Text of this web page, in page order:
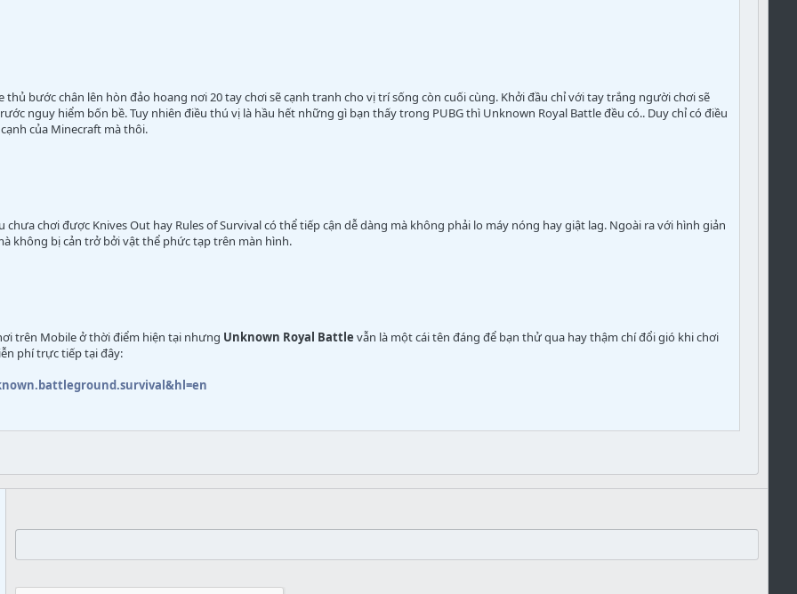
bước chân lên hòn đảo hoang nơi 20 tay chơi sẽ cạnh tranh cho vị trí sống còn cuối cùng. Khởi đầu chỉ với tay trắng người chơi sẽ
nguy hiểm bốn bề. Tuy nhiên điều thú vị là hầu hết những gì bạn thấy trong PUBG thì Unknown Royal Battle đều có.. Duy chỉ có điều
của Minecraft mà thôi.
chơi được Knives Out hay Rules of Survival có thể tiếp cận dễ dàng mà không phải lo máy nóng hay giật lag. Ngoài ra với hình giản
không bị cản trở bởi vật thể phức tạp trên màn hình.
trên Mobile ở thời điểm hiện tại nhưng Unknown Royal Battle vẫn là một cái tên đáng để bạn thử qua hay thậm chí đổi gió khi chơi
phí trực tiếp tại đây: